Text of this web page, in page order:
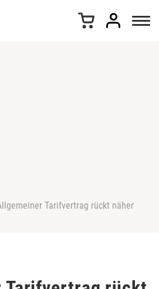
Tarifvertrag rückt näher